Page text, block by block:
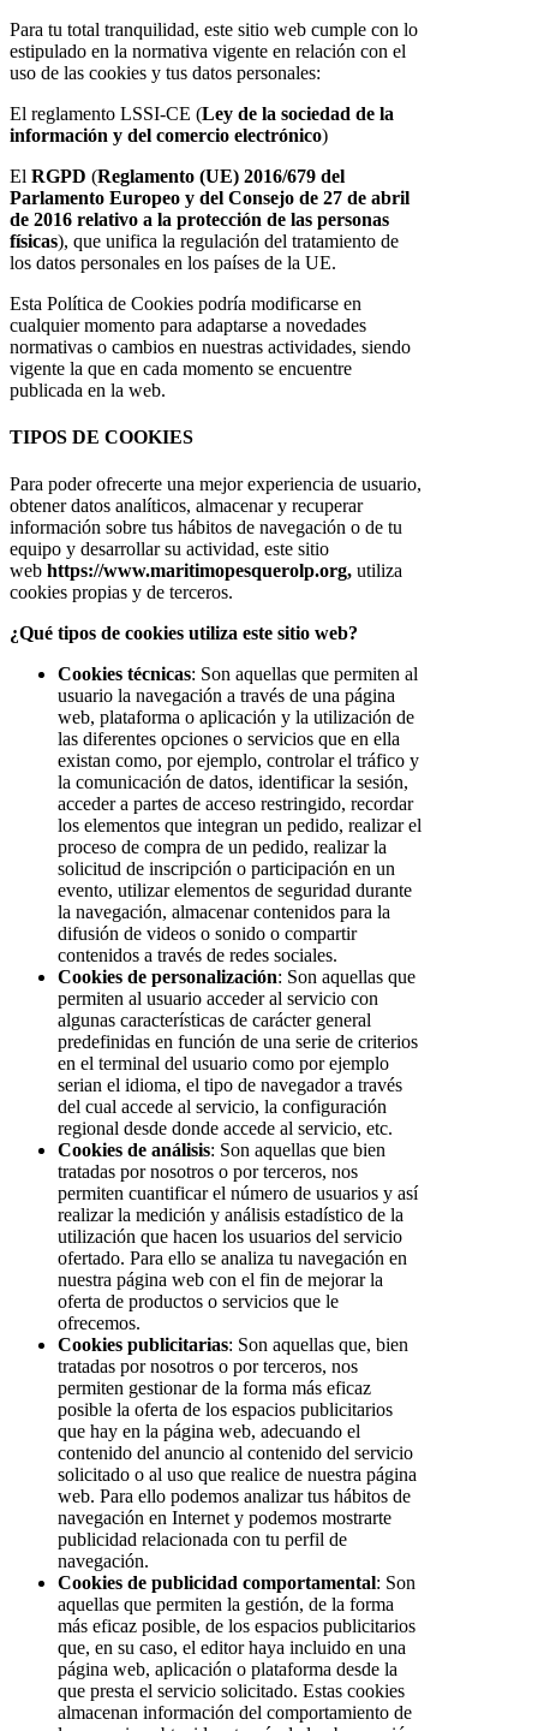
Para tu total tranquilidad, este sitio web cumple con lo
estipulado en la normativa vigente en relación con el
uso de las cookies y tus datos personales:
El reglamento LSSI-CE (Ley de la sociedad de la
información y del comercio electrónico)
El RGPD (Reglamento (UE) 2016/679 del
Parlamento Europeo y del Consejo de 27 de abril
de 2016 relativo a la protección de las personas
físicas), que unifica la regulación del tratamiento de
los datos personales en los países de la UE.
Esta Política de Cookies podría modificarse en
cualquier momento para adaptarse a novedades
normativas o cambios en nuestras actividades, siendo
vigente la que en cada momento se encuentre
publicada en la web.
TIPOS DE COOKIES
Para poder ofrecerte una mejor experiencia de usuario,
obtener datos analíticos, almacenar y recuperar
información sobre tus hábitos de navegación o de tu
equipo y desarrollar su actividad, este sitio
web https://www.maritimopesquerolp.org, utiliza
cookies propias y de terceros.
¿Qué tipos de cookies utiliza este sitio web?
Cookies técnicas: Son aquellas que permiten al
usuario la navegación a través de una página
web, plataforma o aplicación y la utilización de
las diferentes opciones o servicios que en ella
existan como, por ejemplo, controlar el tráfico y
la comunicación de datos, identificar la sesión,
acceder a partes de acceso restringido, recordar
los elementos que integran un pedido, realizar el
proceso de compra de un pedido, realizar la
solicitud de inscripción o participación en un
evento, utilizar elementos de seguridad durante
la navegación, almacenar contenidos para la
difusión de videos o sonido o compartir
contenidos a través de redes sociales.
Cookies de personalización: Son aquellas que
permiten al usuario acceder al servicio con
algunas características de carácter general
predefinidas en función de una serie de criterios
en el terminal del usuario como por ejemplo
serian el idioma, el tipo de navegador a través
del cual accede al servicio, la configuración
regional desde donde accede al servicio, etc.
Cookies de análisis: Son aquellas que bien
tratadas por nosotros o por terceros, nos
permiten cuantificar el número de usuarios y así
realizar la medición y análisis estadístico de la
utilización que hacen los usuarios del servicio
ofertado. Para ello se analiza tu navegación en
nuestra página web con el fin de mejorar la
oferta de productos o servicios que le
ofrecemos.
Cookies publicitarias: Son aquellas que, bien
tratadas por nosotros o por terceros, nos
permiten gestionar de la forma más eficaz
posible la oferta de los espacios publicitarios
que hay en la página web, adecuando el
contenido del anuncio al contenido del servicio
solicitado o al uso que realice de nuestra página
web. Para ello podemos analizar tus hábitos de
navegación en Internet y podemos mostrarte
publicidad relacionada con tu perfil de
navegación.
Cookies de publicidad comportamental: Son
aquellas que permiten la gestión, de la forma
más eficaz posible, de los espacios publicitarios
que, en su caso, el editor haya incluido en una
página web, aplicación o plataforma desde la
que presta el servicio solicitado. Estas cookies
almacenan información del comportamiento de